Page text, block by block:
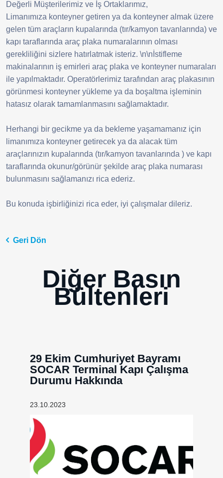
İletişim
Online Portal
EN
Değerli Müşterilerimiz ve İş Ortaklarımız,
Limanımıza konteyner getiren ya da konteyner almak üzere
gelen tüm araçların kupalarında (tır/kamyon tavanlarında) ve
kapı taraflarında araç plaka numaralarının olması
gerekliliğini sizlere hatırlatmak isteriz. \n\nİstifleme
makinalarının iş emirleri araç plaka ve konteyner numaraları
ile yapılmaktadır. Operatörlerimiz tarafından araç plakasının
görünmesi konteyner yükleme ya da boşaltma işleminin
hatasız olarak tamamlanmasını sağlamaktadır.
Herhangi bir gecikme ya da bekleme yaşamamanız için
limanımıza konteyner getirecek ya da alacak tüm
araçlarınızın kupalarında (tır/kamyon tavanlarında ) ve kapı
taraflarında okunur/görünür şekilde araç plaka numarası
bulunmasını sağlamanızı rica ederiz.
Bu konuda işbirliğinizi rica eder, iyi çalışmalar dileriz.
Geri Dön
Diğer Basın
Bültenleri
29 Ekim Cumhuriyet Bayramı
SOCAR Terminal Kapı Çalışma
Durumu Hakkında
23.10.2023